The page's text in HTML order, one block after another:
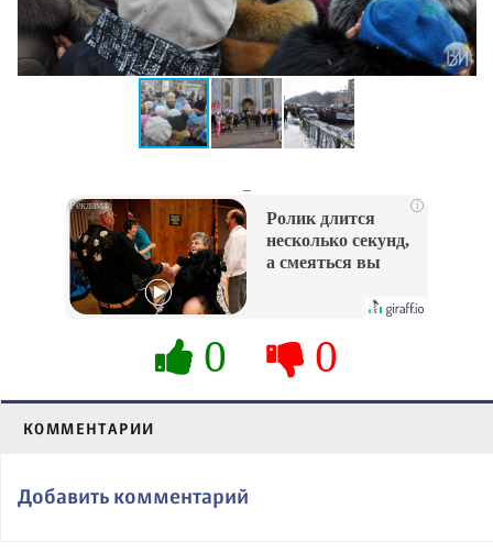
i
Ролик длится
несколько секунд,
а смеяться вы
0 0
КОММЕНТАРИИ
Добавить комментарий